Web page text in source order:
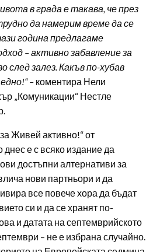
в града е такава, че през
да намерим време да се
година предлагаме
– активно забавление за
след залез. Какъв по-хубав
– коментира Нели
„Комуникации“ Нестле
Живей активно!“ от
днес е с всяко издание да
достъпни алтернативи за
нови партньори и да
все повече хора да бъдат
си и да се хранят по-
и датата на септемврийското
– не е избрана случайно.